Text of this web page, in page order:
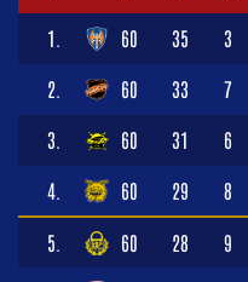
1. 60 35 3
2. 60 33 7
3. 60 31 6
4. 60 29 8
5. 60 28 9